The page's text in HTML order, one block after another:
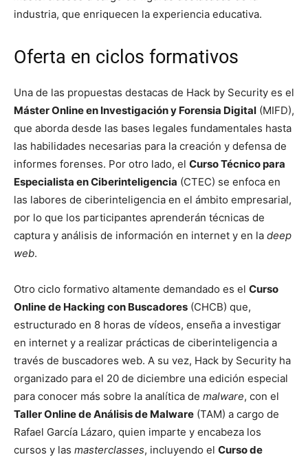
industria, que enriquecen la experiencia educativa.
Oferta en ciclos formativos
Una de las propuestas destacas de Hack by Security es el
Máster Online en Investigación y Forensia Digital (MIFD),
que aborda desde las bases legales fundamentales hasta
las habilidades necesarias para la creación y defensa de
informes forenses. Por otro lado, el Curso Técnico para
Especialista en Ciberinteligencia (CTEC) se enfoca en
las labores de ciberinteligencia en el ámbito empresarial,
por lo que los participantes aprenderán técnicas de
captura y análisis de información en internet y en la deep
web.
Otro ciclo formativo altamente demandado es el Curso
Online de Hacking con Buscadores (CHCB) que,
estructurado en 8 horas de vídeos, enseña a investigar
en internet y a realizar prácticas de ciberinteligencia a
través de buscadores web. A su vez, Hack by Security ha
organizado para el 20 de diciembre una edición especial
para conocer más sobre la analítica de malware, con el
Taller Online de Análisis de Malware (TAM) a cargo de
Rafael García Lázaro, quien imparte y encabeza los
cursos y las masterclasses, incluyendo el Curso de